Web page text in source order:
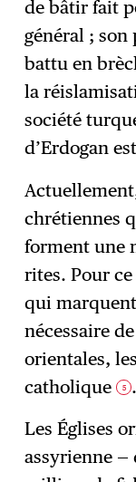
de bâtir fait
général ; son
battu en
la
société
d’Erdogan
chrétiennes
forment une
rites. Pour
qui
nécessaire
orientales,
catholique 5 .
Les Églises
assyrienne —